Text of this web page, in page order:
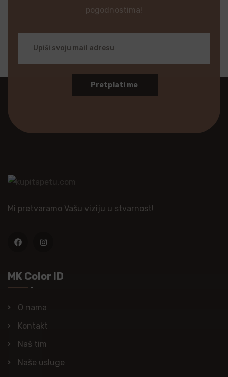
pogodnostima!
Pretplati me
Mi pretvaramo Vašu viziju u stvarnost!
MK Color ID
O nama
Kontakt
Naš tim
Naše usluge